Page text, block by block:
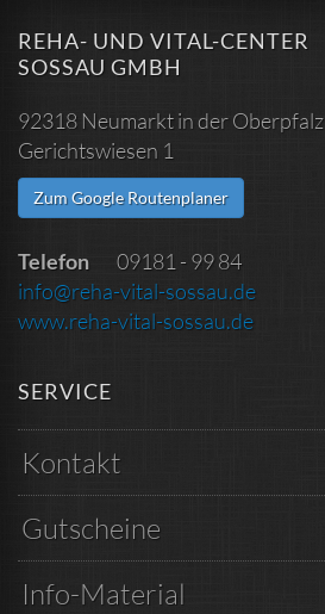
REHA- UND VITAL-CENTER
SOSSAU GMBH
92318 Neumarkt in der Oberpfalz
Gerichtswiesen 1
Zum Google Routenplaner
Telefon
09181 - 99 84
info@reha-vital-sossau.de
www.reha-vital-sossau.de
SERVICE
Kontakt
Gutscheine
Info-Material